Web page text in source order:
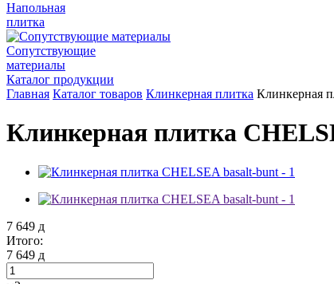
Напольная
плитка
Сопутствующие
материалы
Каталог продукции
Главная Каталог товаров Клинкерная плитка Клинкерная
Клинкерная плитка
7 649 д
Итого:
7 649 д